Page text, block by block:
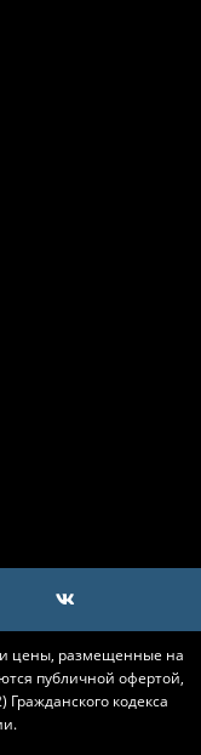
цены, размещенные на
публичной офертой,
кодекса